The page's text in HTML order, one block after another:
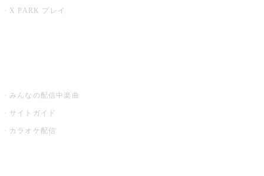
X PARK プレイ
みんなの配信中楽曲
サイトガイド
カラオケ配信